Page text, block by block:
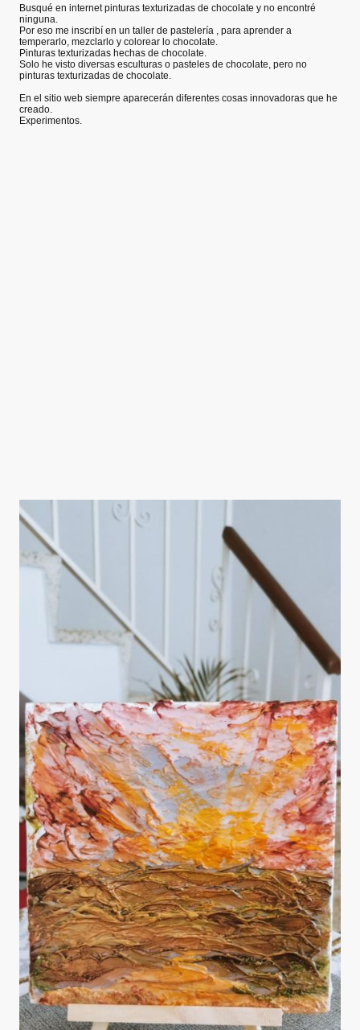
Busqué en internet pinturas texturizadas de chocolate y no encontré
ninguna.
Por eso me inscribí en un taller de pastelería , para aprender a
temperarlo, mezclarlo y colorear lo chocolate.
Pinturas texturizadas hechas de chocolate.
Solo he visto diversas esculturas o pasteles de chocolate, pero no
pinturas texturizadas de chocolate.
En el sitio web siempre aparecerán diferentes cosas innovadoras que he
creado.
Experimentos.